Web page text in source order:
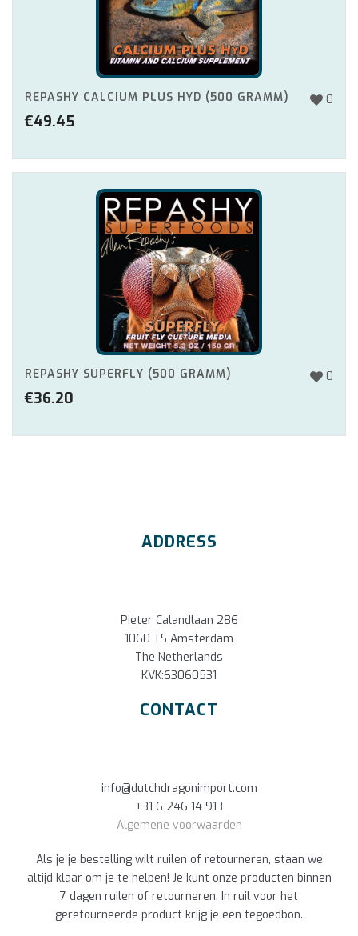
0
REPASHY CALCIUM PLUS HYD (500 GRAMM)
€49.45
0
REPASHY SUPERFLY (500 GRAMM)
€36.20
ADDRESS
Pieter Calandlaan 286
1060 TS Amsterdam
The Netherlands
KVK:63060531
CONTACT
info@dutchdragonimport.com
+31 6 246 14 913
Algemene voorwaarden
Als je je bestelling wilt ruilen of retourneren, staan we
altijd klaar om je te helpen! Je kunt onze producten binnen
7 dagen ruilen of retourneren. In ruil voor het
geretourneerde product krijg je een tegoedbon.